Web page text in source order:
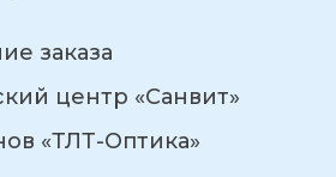
заказа
центр «Санвит»
«ТЛТ-Оптика»